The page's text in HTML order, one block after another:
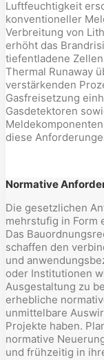
Luftfeuchtigkeit
konventioneller
Verbreitung von
erhöht das
tiefentladene
Thermal Runaway
verstärkenden
Gasfreisetzung
Gasdetektoren
diese
Normative
Die gesetzlichen
mehrstufig in Form
Das
schaffen den
und
oder Institutionen
Ausgestaltung zu
erhebliche
unmittelbare
Projekte haben.
normative
und frühzeitig in